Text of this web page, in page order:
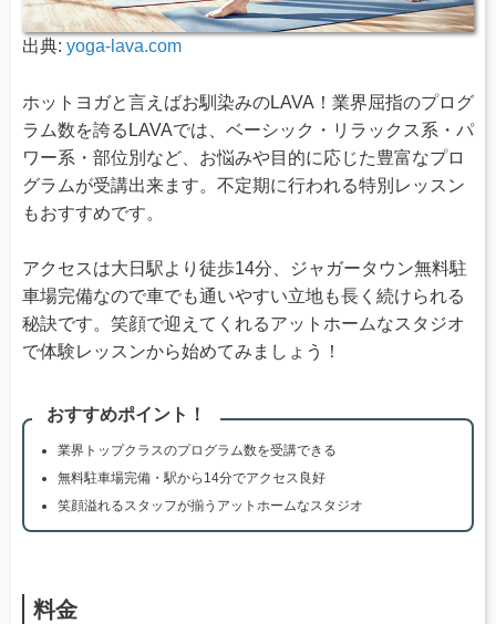
出典: yoga-lava.com
ホットヨガと言えばお馴染みのLAVA！業界屈指のプログ
ラム数を誇るLAVAでは、ベーシック・リラックス系・パ
ワー系・部位別など、お悩みや目的に応じた豊富なプロ
グラムが受講出来ます。不定期に行われる特別レッスン
もおすすめです。
アクセスは大日駅より徒歩14分、ジャガータウン無料駐
車場完備なので車でも通いやすい立地も長く続けられる
秘訣です。笑顔で迎えてくれるアットホームなスタジオ
で体験レッスンから始めてみましょう！
おすすめポイント！
業界トップクラスのプログラム数を受講できる
無料駐車場完備・駅から14分でアクセス良好
笑顔溢れるスタッフが揃うアットホームなスタジオ
料金